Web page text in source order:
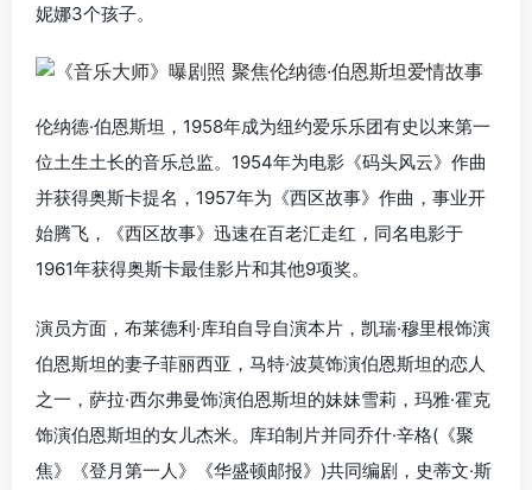
妮娜3个孩子。
伦纳德·伯恩斯坦，1958年成为纽约爱乐乐团有史以来第一
位土生土长的音乐总监。1954年为电影《码头风云》作曲
并获得奥斯卡提名，1957年为《西区故事》作曲，事业开
始腾飞，《西区故事》迅速在百老汇走红，同名电影于
1961年获得奥斯卡最佳影片和其他9项奖。
演员方面，布莱德利·库珀自导自演本片，凯瑞·穆里根饰演
伯恩斯坦的妻子菲丽西亚，马特·波莫饰演伯恩斯坦的恋人
之一，萨拉·西尔弗曼饰演伯恩斯坦的妹妹雪莉，玛雅·霍克
饰演伯恩斯坦的女儿杰米。库珀制片并同乔什·辛格(《聚
焦》《登月第一人》《华盛顿邮报》)共同编剧，史蒂文·斯